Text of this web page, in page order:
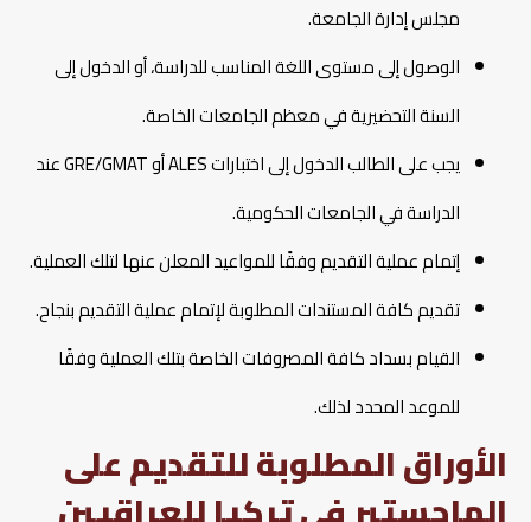
مجلس إدارة الجامعة.
الوصول إلى مستوى اللغة المناسب للدراسة، أو الدخول إلى
السنة التحضيرية في معظم الجامعات الخاصة.
يجب على الطالب الدخول إلى اختبارات ALES أو GRE/GMAT عند
الدراسة في الجامعات الحكومية.
إتمام عملية التقديم وفقًا للمواعيد المعلن عنها لتلك العملية.
تقديم كافة المستندات المطلوبة لإتمام عملية التقديم بنجاح.
القيام بسداد كافة المصروفات الخاصة بتلك العملية وفقًا
للموعد المحدد لذلك.
الأوراق المطلوبة للتقديم على